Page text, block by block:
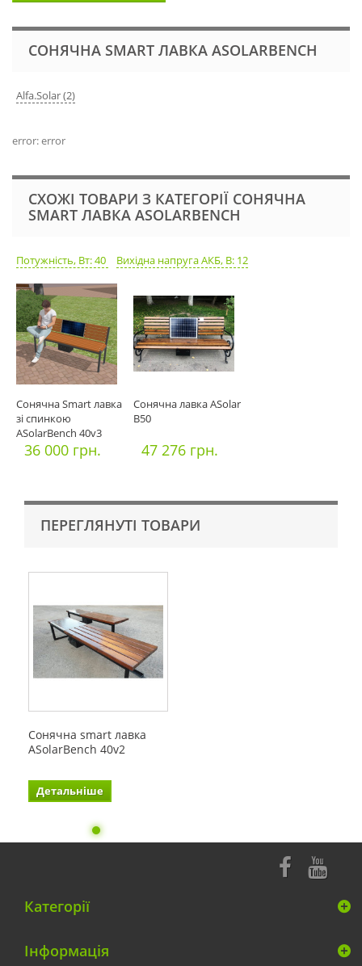
СОНЯЧНА SMART ЛАВКА ASOLARBENCH
Alfa.Solar (2)
error: error
СХОЖІ ТОВАРИ З КАТЕГОРІЇ СОНЯЧНА
SMART ЛАВКА ASOLARBENCH
Потужність, Вт: 40 Вихідна напруга АКБ, В: 12
Сонячна Smart лавка
зі спинкою
ASolarBench 40v3
36 000 грн.
Сонячна лавка ASolar
B50
47 276 грн.
ПЕРЕГЛЯНУТІ ТОВАРИ
Сонячна smart лавка
ASolarBench 40v2
Детальніше
Категорії
Інформація